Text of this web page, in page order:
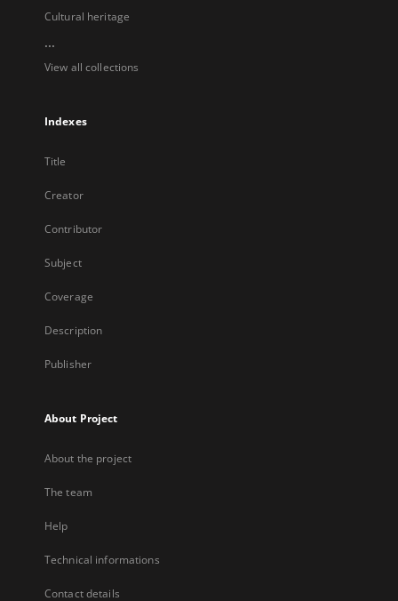
Cultural heritage
...
View all collections
Indexes
Title
Creator
Contributor
Subject
Coverage
Description
Publisher
About Project
About the project
The team
Help
Technical informations
Contact details